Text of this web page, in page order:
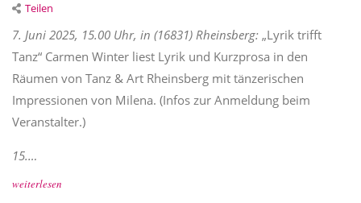
Teilen
7. Juni 2025, 15.00 Uhr, in (16831) Rheinsberg: „Lyrik trifft
Tanz“ Carmen Winter liest Lyrik und Kurzprosa in den
Räumen von Tanz & Art Rheinsberg mit tänzerischen
Impressionen von Milena. (Infos zur Anmeldung beim
Veranstalter.)
15.…
weiterlesen